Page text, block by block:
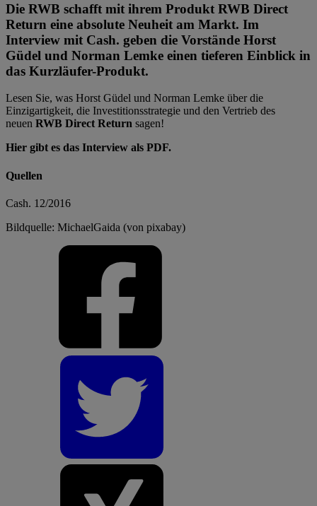
Die RWB schafft mit ihrem Produkt RWB Direct
Return eine absolute Neuheit am Markt. Im
Interview mit Cash. geben die Vorstände Horst
Güdel und Norman Lemke einen tieferen Einblick in
das Kurzläufer-Produkt.
Lesen Sie, was Horst Güdel und Norman Lemke über die
Einzigartigkeit, die Investitionsstrategie und den Vertrieb des
neuen RWB Direct Return sagen!
Hier gibt es das Interview als PDF.
Quellen
Cash. 12/2016
Bildquelle: MichaelGaida (von pixabay)